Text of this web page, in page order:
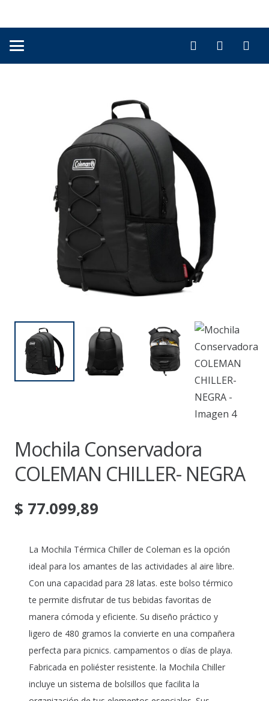
Mochila Conservadora
COLEMAN CHILLER- NEGRA
$ 77.099,89
La Mochila Térmica Chiller de Coleman es la opción
ideal para los amantes de las actividades al aire libre.
Con una capacidad para 28 latas. este bolso térmico
te permite disfrutar de tus bebidas favoritas de
manera cómoda y eficiente. Su diseño práctico y
ligero de 480 gramos la convierte en una compañera
perfecta para picnics. campamentos o días de playa.
Fabricada en poliéster resistente. la Mochila Chiller
incluye un sistema de bolsillos que facilita la